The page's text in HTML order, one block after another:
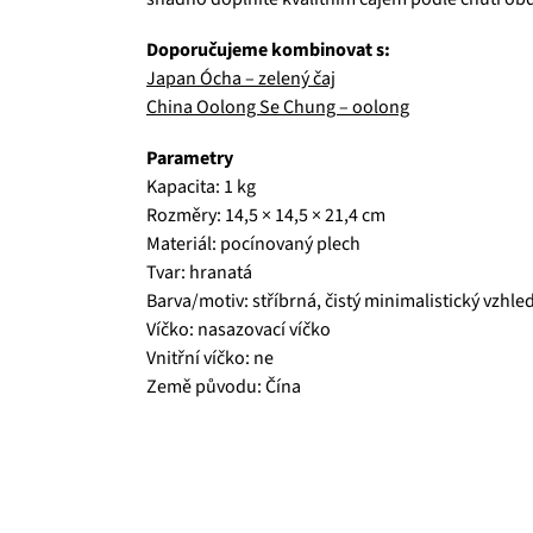
Doporučujeme kombinovat s:
Japan Ócha – zelený čaj
China Oolong Se Chung – oolong
Parametry
Kapacita: 1 kg
Rozměry: 14,5 × 14,5 × 21,4 cm
Materiál: pocínovaný plech
Tvar: hranatá
Barva/motiv: stříbrná, čistý minimalistický vzhled
Víčko: nasazovací víčko
Vnitřní víčko: ne
Země původu: Čína